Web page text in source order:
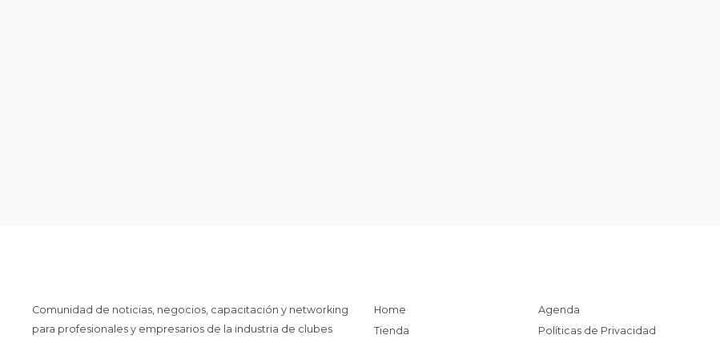
Comunidad de noticias, negocios, capacitación y networking
para profesionales y empresarios de la industria de clubes
Home
Tienda
Agenda
Políticas de Privacidad